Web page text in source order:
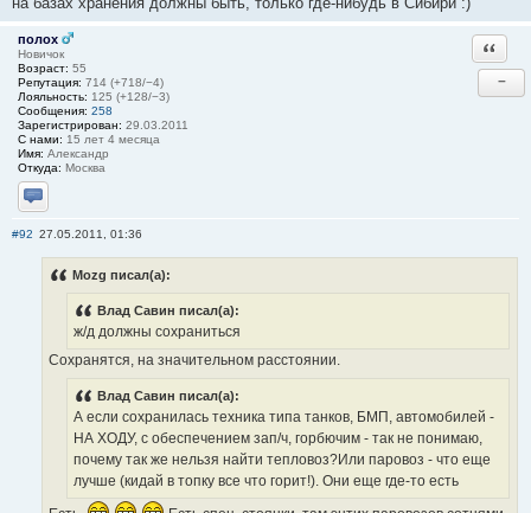
полох
Новичок
Возраст: 55
Репутация: 714 (+718/−4)
Лояльность: 125 (+128/−3)
Сообщения: 258
Зарегистрирован: 29.03.2011
С нами: 15 лет 4 месяца
Имя: Александр
Откуда: Москва
Отправить личное сообщение
−
#92 27.05.2011, 01:36
Mozg писал(а):
Влад Савин писал(а):
ж/д должны сохраниться
Сохранятся, на значительном расстоянии.
Влад Савин писал(а):
А если сохранилась техника типа танков, БМП, автомобилей -
НА ХОДУ, с обеспечением зап/ч, горбючим - так не понимаю,
почему так же нельзя найти тепловоз?Или паровоз - что еще
лучше (кидай в топку все что горит!). Они еще где-то есть